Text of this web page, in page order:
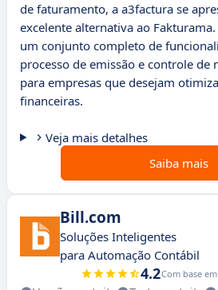
de faturamento, a a3factura se
excelente alternativa ao
um conjunto completo de
processo de emissão e controle de
para empresas que desejam
financeiras.
Veja mais detalhes
Saiba mais
Bill.com
Soluções Inteligentes
para Automação Contábil
4.2Com base em